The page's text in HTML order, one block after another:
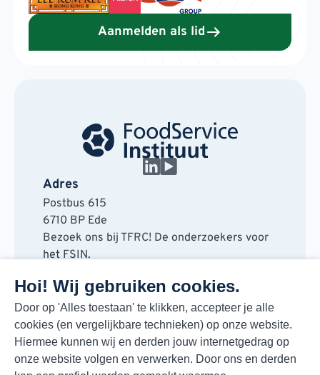
Hoi! Wij gebruiken cookies.
Door op 'Alles toestaan' te klikken, accepteer je alle
cookies (en vergelijkbare technieken) op onze website.
Hiermee kunnen wij en derden jouw internetgedrag op
onze website volgen en verwerken. Door ons en derden
Aanmelden als lid
Adres
Postbus 615
6710 BP Ede
Bezoek ons bij TFRC! De onderzoekers voor
het FSIN.
6717 LT Ede
Contact
088 730 48 00
info@fsin.nl
Nieuwsbrief